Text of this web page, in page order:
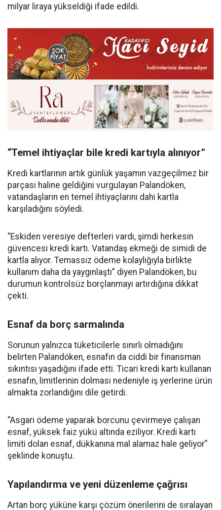
milyar liraya yükseldiği ifade edildi.
“Temel ihtiyaçlar bile kredi kartıyla alınıyor”
Kredi kartlarının artık günlük yaşamın vazgeçilmez bir
parçası haline geldiğini vurgulayan Palandöken,
vatandaşların en temel ihtiyaçlarını dahi kartla
karşıladığını söyledi.
“Eskiden veresiye defterleri vardı, şimdi herkesin
güvencesi kredi kartı. Vatandaş ekmeği de simidi de
kartla alıyor. Temassız ödeme kolaylığıyla birlikte
kullanım daha da yaygınlaştı” diyen Palandöken, bu
durumun kontrolsüz borçlanmayı artırdığına dikkat
çekti.
Esnaf da borç sarmalında
Sorunun yalnızca tüketicilerle sınırlı olmadığını
belirten Palandöken, esnafın da ciddi bir finansman
sıkıntısı yaşadığını ifade etti. Ticari kredi kartı kullanan
esnafın, limitlerinin dolması nedeniyle iş yerlerine ürün
almakta zorlandığını dile getirdi.
“Asgari ödeme yaparak borcunu çevirmeye çalışan
esnaf, yüksek faiz yükü altında eziliyor. Kredi kartı
limiti dolan esnaf, dükkanına mal alamaz hale geliyor”
şeklinde konuştu.
Yapılandırma ve yeni düzenleme çağrısı
Artan borç yüküne karşı çözüm önerilerini de sıralayan